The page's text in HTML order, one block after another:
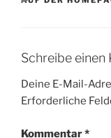
Schreibe einen
Deine E-Mail-
Erforderliche
Kommentar*